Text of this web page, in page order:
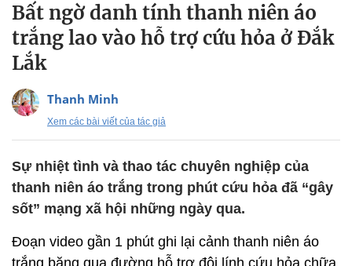
Bất ngờ danh tính thanh niên áo
trắng lao vào hỗ trợ cứu hỏa ở Đắk
Lắk
Thanh Minh
Xem các bài viết của tác giả
Sự nhiệt tình và thao tác chuyên nghiệp của
thanh niên áo trắng trong phút cứu hỏa đã “gây
sốt” mạng xã hội những ngày qua.
Đoạn video gần 1 phút ghi lại cảnh thanh niên áo
trắng băng qua đường hỗ trợ đội lính cứu hỏa chữa